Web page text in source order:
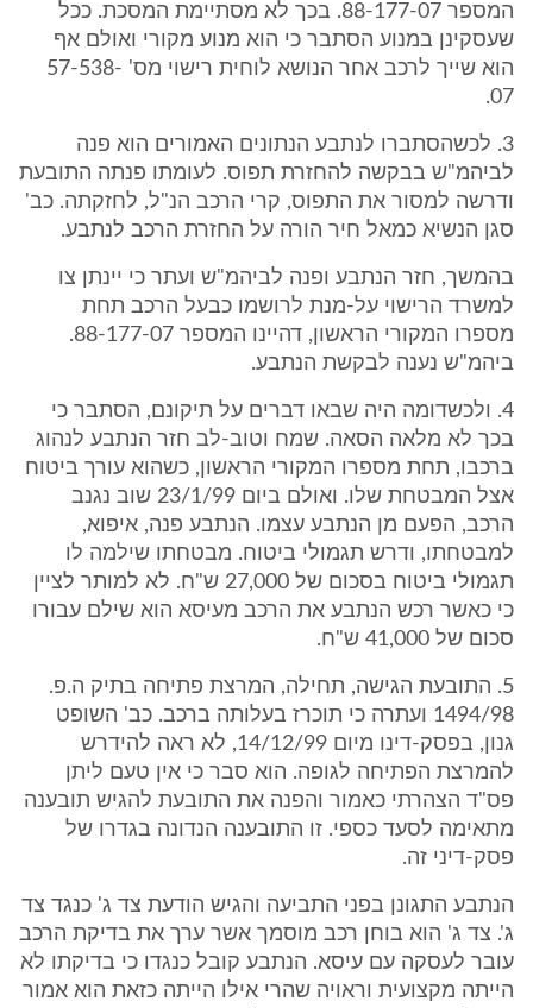
המספר 88-177-07. בכך לא מסתיימת המסכת. ככל
שעסקינן במנוע הסתבר כי הוא מנוע מקורי ואולם אף
הוא שייך לרכב אחר הנושא לוחית רישוי מס' 57-538-
07.
3. לכשהסתברו לנתבע הנתונים האמורים הוא פנה
לביהמ"ש בבקשה להחזרת תפוס. לעומתו פנתה התובעת
ודרשה למסור את התפוס, קרי הרכב הנ"ל, לחזקתה. כב'
סגן הנשיא כמאל חיר הורה על החזרת הרכב לנתבע.
בהמשך, חזר הנתבע ופנה לביהמ"ש ועתר כי יינתן צו
למשרד הרישוי על-מנת לרושמו כבעל הרכב תחת
מספרו המקורי הראשון, דהיינו המספר 88-177-07.
ביהמ"ש נענה לבקשת הנתבע.
4. ולכשדומה היה שבאו דברים על תיקונם, הסתבר כי
בכך לא מלאה הסאה. שמח וטוב-לב חזר הנתבע לנהוג
ברכבו, תחת מספרו המקורי הראשון, כשהוא עורך ביטוח
אצל המבטחת שלו. ואולם ביום 23/1/99 שוב נגנב
הרכב, הפעם מן הנתבע עצמו. הנתבע פנה, איפוא,
למבטחתו, ודרש תגמולי ביטוח. מבטחתו שילמה לו
תגמולי ביטוח בסכום של 27,000 ש"ח. לא למותר לציין
כי כאשר רכש הנתבע את הרכב מעיסא הוא שילם עבורו
סכום של 41,000 ש"ח.
5. התובעת הגישה, תחילה, המרצת פתיחה בתיק ה.פ.
1494/98 ועתרה כי תוכרז בעלותה ברכב. כב' השופט
גנון, בפסק-דינו מיום 14/12/99, לא ראה להידרש
להמרצת הפתיחה לגופה. הוא סבר כי אין טעם ליתן
פס"ד הצהרתי כאמור והפנה את התובעת להגיש תובענה
מתאימה לסעד כספי. זו התובענה הנדונה בגדרו של
פסק-דיני זה.
הנתבע התגונן בפני התביעה והגיש הודעת צד ג' כנגד צד
ג'. צד ג' הוא בוחן רכב מוסמך אשר ערך את בדיקת הרכב
עובר לעסקה עם עיסא. הנתבע קובל כנגדו כי בדיקתו לא
הייתה מקצועית וראויה שהרי אילו הייתה כזאת הוא אמור